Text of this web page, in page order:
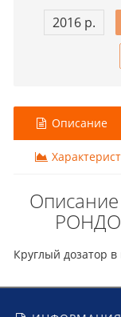
2016 р.
Описание
РОНДО
Круглый дозатор